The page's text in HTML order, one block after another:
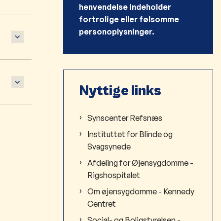
henvendelse indeholder
fortrolige eller følsomme
personoplysninger.
Nyttige links
Synscenter Refsnæs
Instituttet for Blinde og
Svagsynede
Afdeling for Øjensygdomme -
Rigshospitalet
Om øjensygdomme - Kennedy
Centret